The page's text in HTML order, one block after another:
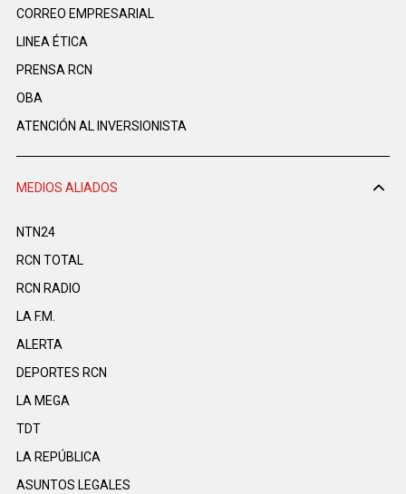
CORREO EMPRESARIAL
LINEA ÉTICA
PRENSA RCN
OBA
ATENCIÓN AL INVERSIONISTA
MEDIOS ALIADOS
NTN24
RCN TOTAL
RCN RADIO
LA F.M.
ALERTA
DEPORTES RCN
LA MEGA
TDT
LA REPÚBLICA
ASUNTOS LEGALES